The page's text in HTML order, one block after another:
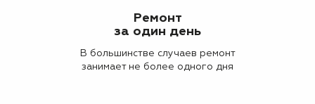
Ремонт
за один день
В большинстве случаев ремонт
занимает не более одного дня